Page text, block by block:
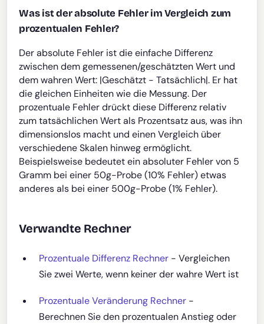
Was ist der absolute Fehler im Vergleich zum
prozentualen Fehler?
Der absolute Fehler ist die einfache Differenz
zwischen dem gemessenen/geschätzten Wert und
dem wahren Wert: |Geschätzt - Tatsächlich|. Er hat
die gleichen Einheiten wie die Messung. Der
prozentuale Fehler drückt diese Differenz relativ
zum tatsächlichen Wert als Prozentsatz aus, was ihn
dimensionslos macht und einen Vergleich über
verschiedene Skalen hinweg ermöglicht.
Beispielsweise bedeutet ein absoluter Fehler von 5
Gramm bei einer 50g-Probe (10% Fehler) etwas
anderes als bei einer 500g-Probe (1% Fehler).
Verwandte Rechner
Prozentuale Differenz Rechner - Vergleichen
Sie zwei Werte, wenn keiner der wahre Wert ist
Prozentuale Veränderung Rechner -
Berechnen Sie den prozentualen Anstieg oder